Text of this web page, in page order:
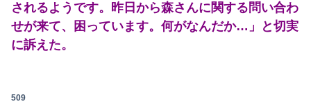
【放送事故】ゴールデンボンバーさん、ライブ中にヤバい観客が乱入する放送事故www
されるようです。昨日から森さんに関する問い合わ
せが来て、困っています。何がなんだか…」と切実
に訴えた。
509